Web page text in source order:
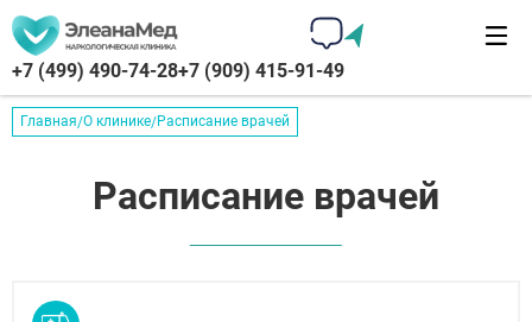
+7 (499) 490-74-28+7 (909) 415-91-49
Главная О клинике Расписание врачей
Расписание врачей